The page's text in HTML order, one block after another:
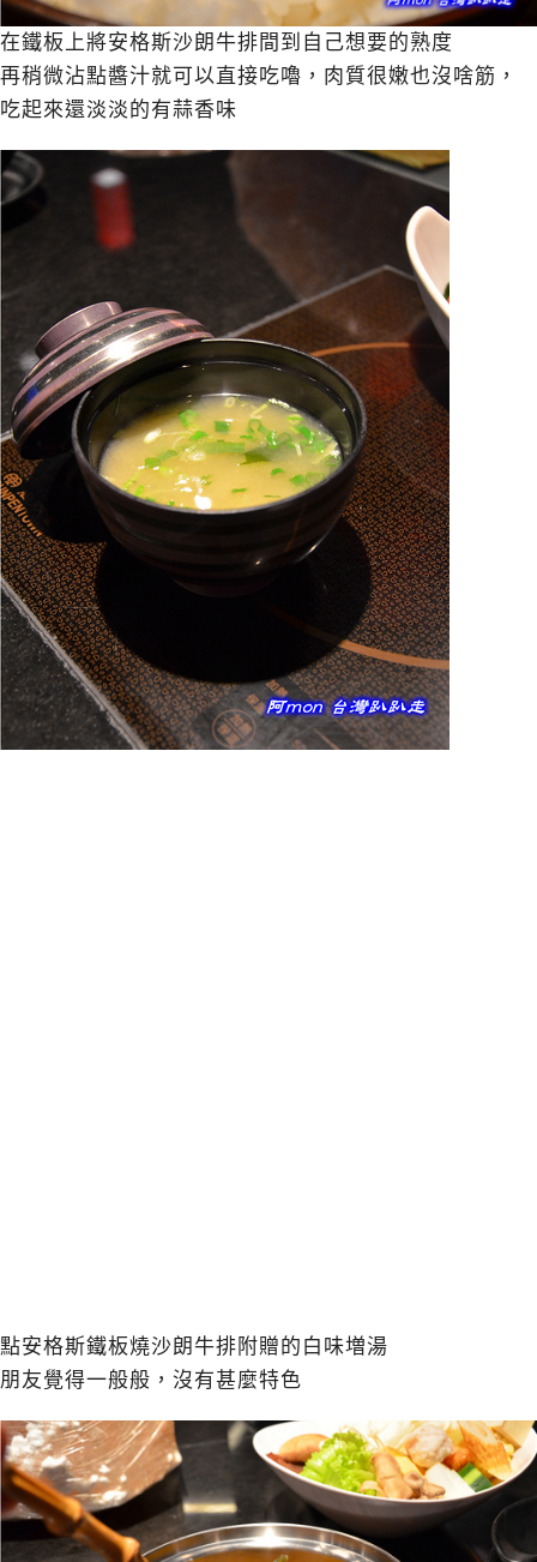
在鐵板上將安格斯沙朗牛排間到自己想要的熟度
再稍微沾點醬汁就可以直接吃嚕，肉質很嫩也沒啥筋，
吃起來還淡淡的有蒜香味
點安格斯鐵板燒沙朗牛排附贈的白味増湯
朋友覺得一般般，沒有甚麼特色